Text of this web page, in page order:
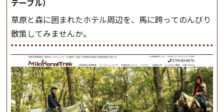
テーブル）
草原と森に囲まれたホテル周辺を、馬に跨ってのんびり
散策してみませんか。